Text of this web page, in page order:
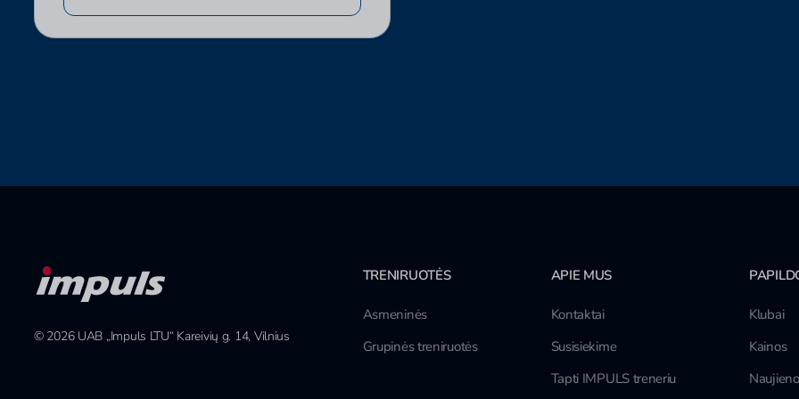
© 2026 UAB „Impuls LTU“ Kareivių g. 14, Vilnius
TRENIRUOTĖS
Asmeninės
Grupinės treniruotės
APIE MUS
Kontaktai
Susisiekime
Tapti IMPULS treneriu
Klubai
Kainos